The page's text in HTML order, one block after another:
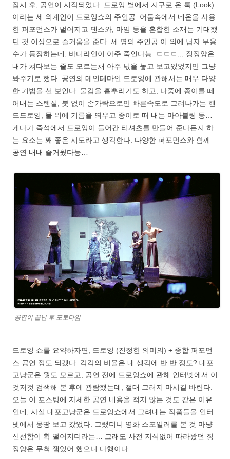
잠시 후, 공연이 시작되었다. 드로잉 별에서 지구로 온 룩 (Look)
이라는 세 외계인이 드로잉쇼의 주인공. 어둠속에서 네온을 사용
한 퍼포먼스가 벌어지고 댄스와, 마임 등을 혼합한 소재는 기대했
던 것 이상으로 즐거움을 준다. 세 명의 주인공 이 외에 남자 무용
수가 등장하는데, 바디라인이 아주 죽인다능. ㄷㄷㄷ;;; 징징양은
내가 쳐다보는 줄도 모르는채 아주 넋을 놓고 보고있었지만 그냥
봐주기로 했다. 공연의 메인테마인 드로잉에 관해서는 매우 다양
한 기법을 선 보인다. 물감을 흩뿌리기도 하고, 나중에 종이를 떼
어내는 스텐실, 붓 없이 손가락으로만 빠른속도로 그려나가는 핸
드드로잉, 물 위에 기름을 띄우고 종이로 떠 내는 마아블링 등…
게다가 즉석에서 드로잉이 들어간 티셔츠를 만들어 준다든지 하
는 요소는 꽤 좋은 시도라고 생각한다. 다양한 퍼포먼스와 함께
공연 내내 즐거웠다능…
공연이 끝난 후 포토타임
드로잉 쇼를 요약하자면, 드로잉 (진정한 의미의) + 종합 퍼포먼
스 공연 정도 되겠다. 각각의 비율은 내 생각에 반 반 정도? 대포
고냥군은 뭣도 모르고, 공연 전에 드로잉쇼에 관해 인터넷에서 이
것저것 검색해 본 후에 관람했는데, 절대 그러지 마시길 바란다.
오늘 이 포스팅에 자세한 공연 내용을 적지 않는 것도 같은 이유
인데, 사실 대포고냥군은 드로잉쇼에서 그려내는 작품들을 인터
넷에서 몽땅 보고 갔었다. 그랬더니 영화 스포일러를 본 것 마냥
신선함이 확 떨어지더라는… 그래도 사전 지식없어 따라왔던 징
징양은 무척 잼있어 했으니 다행이다.